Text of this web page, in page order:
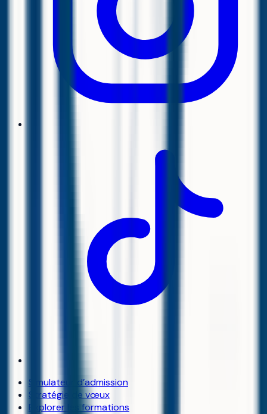
Simulateur d’admission
Stratégie de vœux
Explorer les formations